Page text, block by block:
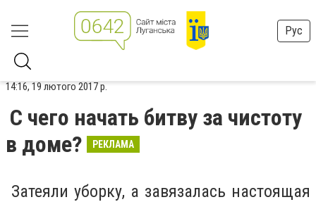
Рус
14:16, 19 лютого 2017 р.
С чего начать битву за чистоту
в доме?
РЕКЛАМА
Затеяли уборку, а завязалась настоящая